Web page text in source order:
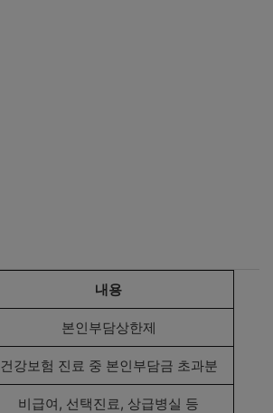
내용
본인부담상한제
건강보험 진료 중 본인부담금 초과분
비급여, 선택진료, 상급병실 등